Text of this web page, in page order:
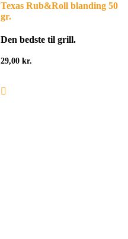
Texas Rub&Roll blanding 50
gr.
Den bedste til grill.
29,00 kr.